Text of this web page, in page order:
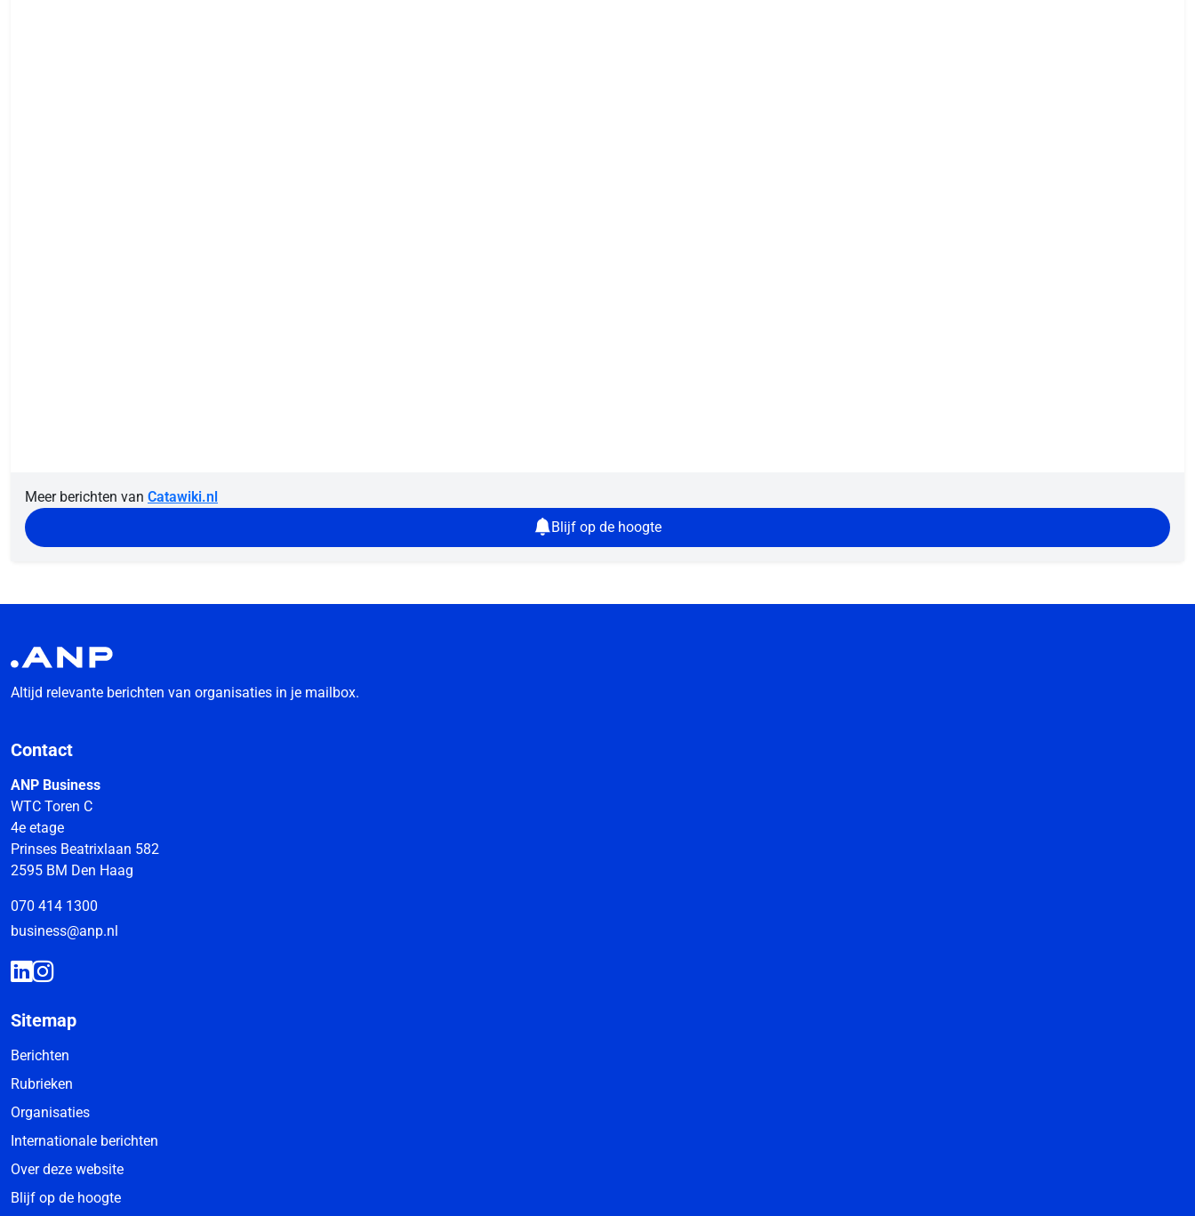
Meer berichten van Catawiki.nl
Blijf op de hoogte
Altijd relevante berichten van organisaties in je mailbox.
Contact
ANP Business
WTC Toren C
4e etage
Prinses Beatrixlaan 582
2595 BM Den Haag
070 414 1300
business@anp.nl
Sitemap
Berichten
Rubrieken
Organisaties
Internationale berichten
Over deze website
Blijf op de hoogte